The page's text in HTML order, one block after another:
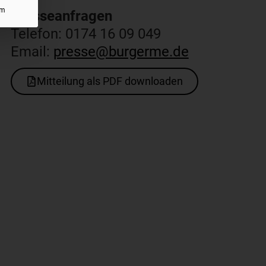
Presseanfragen​
Telefon: 0174 16 09 049
Email: presse@burgerme.de
Mitteilung als PDF downloaden